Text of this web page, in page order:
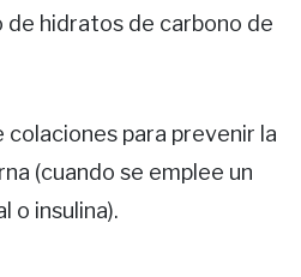
hidratos de carbono de
para prevenir la
(cuando se emplee un
o insulina).